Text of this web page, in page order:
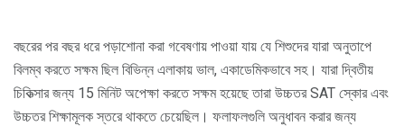
বছরের পর বছর ধরে পড়াশোনা করা গবেষণায় পাওয়া যায় যে শিশুদের যারা অনুতাপে
বিলম্ব করতে সক্ষম ছিল বিভিন্ন এলাকায় ভাল, একাডেমিকভাবে সহ। যারা দ্বিতীয়
চিকিত্সার জন্য 15 মিনিট অপেক্ষা করতে সক্ষম হয়েছে তারা উচ্চতর SAT স্কোর এবং
উচ্চতর শিক্ষামূলক স্তরে থাকতে চেয়েছিল। ফলাফলগুলি অনুধাবন করার জন্য